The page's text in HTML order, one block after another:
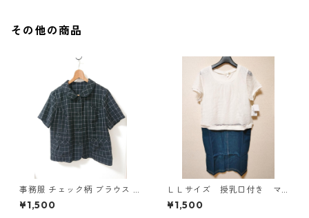
その他の商品
事務服 チェック柄 ブラウス 3
L ブラック ◆KIY-1298◆
¥1,500
ＬＬサイズ 授乳口付き マ
タニティ ドッキングワンピ
ース ホワイト×ブルー KAE
¥1,500